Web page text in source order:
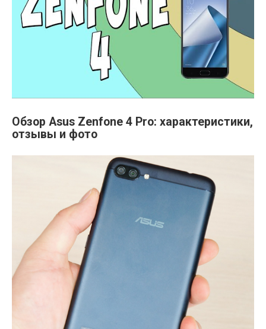
Обзор Asus Zenfone 4 Pro: характеристики,
отзывы и фото